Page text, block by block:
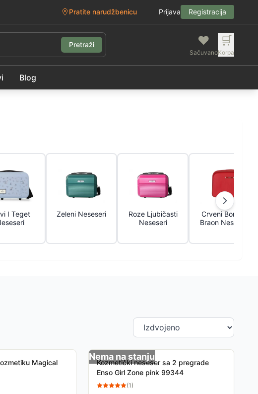
Pratite narudžbenicu Prijava Registracija
Pretraži ❤️
Sačuvano
🛒
Korpa
Blog
I Teget
Zeleni Neseseri
Roze Ljubičasti
Neseseri
Crveni Bordo I
Braon Neseseri
Magical
Nema na stanju
Kozmetički neseser sa 2 pregrade
Enso Girl Zone pink 99344
(1)